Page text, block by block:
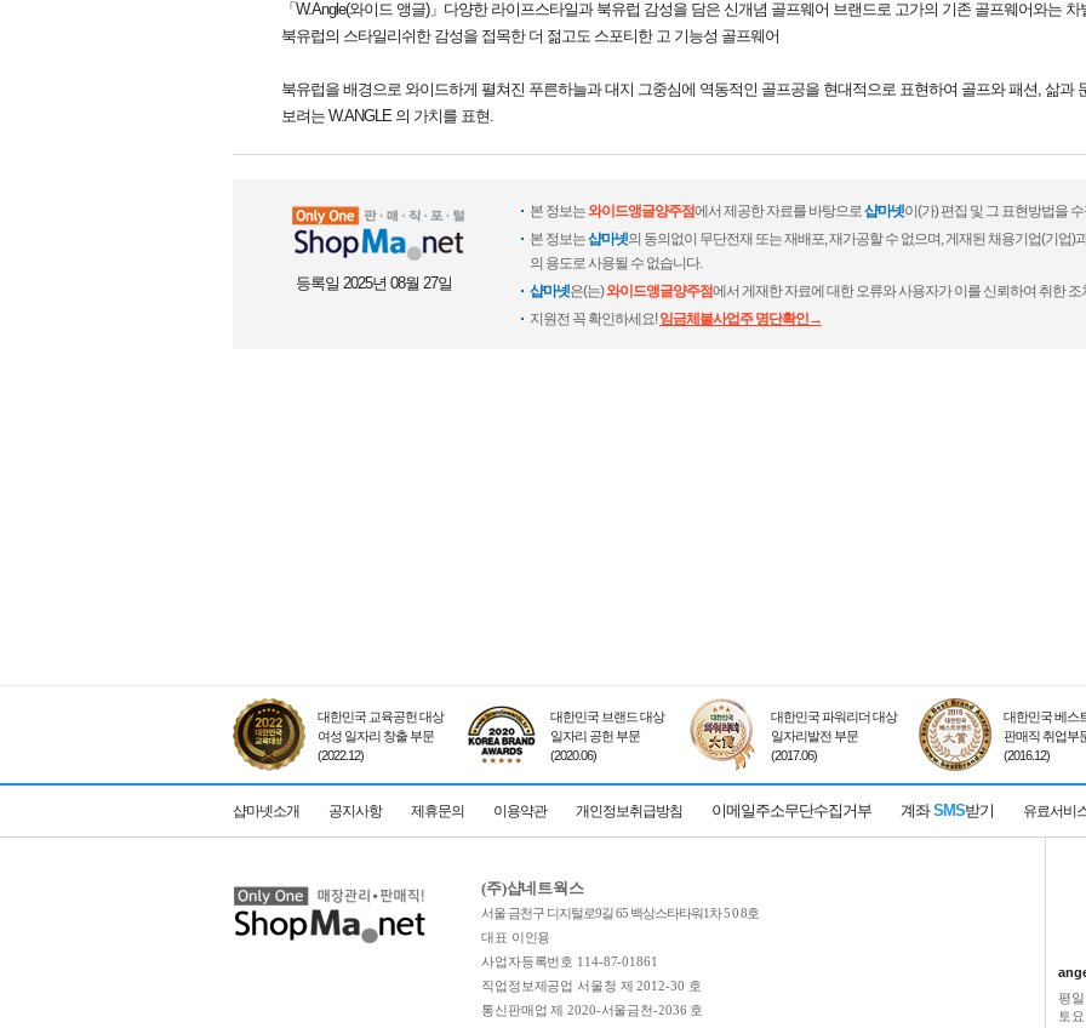
「W.Angle(와이드 앵글)」다양한 라이프스타일과 북유럽 감성을 담은 신개념 골프웨어 브랜드로 고가의 기존 골프웨어와는
북유럽의 스타일리쉬한 감성을 접목한 더 젊고도 스포티한 고 기능성 골프웨어
북유럽을 배경으로 와이드하게 펼쳐진 푸른하늘과 대지 그중심에 역동적인 골프공을 현대적으로 표현하여 골프와 패션, 삶과
보려는 W.ANGLE 의 가치를 표현.
등록일 2025년 08월 27일
본 정보는와이드앵글양주점에서 제공한 자료를 바탕으로샵마넷이(가) 편집 및 그 표현방법을
본 정보는샵마넷의 동의없이 무단전재 또는 재배포, 재가공할 수 없으며, 게재된 채용기업(기업)
의 용도로 사용될 수 없습니다.
샵마넷은(는)와이드앵글양주점에서 게재한 자료에 대한 오류와 사용자가 이를 신뢰하여 취한
지원전 꼭 확인하세요!임금체불사업주 명단확인→
대한민국 교육공헌 대상
여성 일자리 창출 부문
(2022.12)
대한민국 브랜드 대상
일자리 공헌 부문
(2020.06)
대한민국 파워리더 대상
일자리발전 부문
(2017.06)
대한민국 베스
판매직 취업부
(2016.12)
샵마넷소개 공지사항 제휴문의 이용약관 개인정보취급방침 이메일주소무단수집거부 계좌SMS받기 유료서비
(주)샵네트웍스
서울 금천구 디지털로9길 65 백상스타타워1차 5 0 8호
대표 이인용
사업자등록번호 114-87-01861
직업정보제공업 서울청 제 2012-30 호
통신판매업 제 2020-서울금천-2036 호
평
토